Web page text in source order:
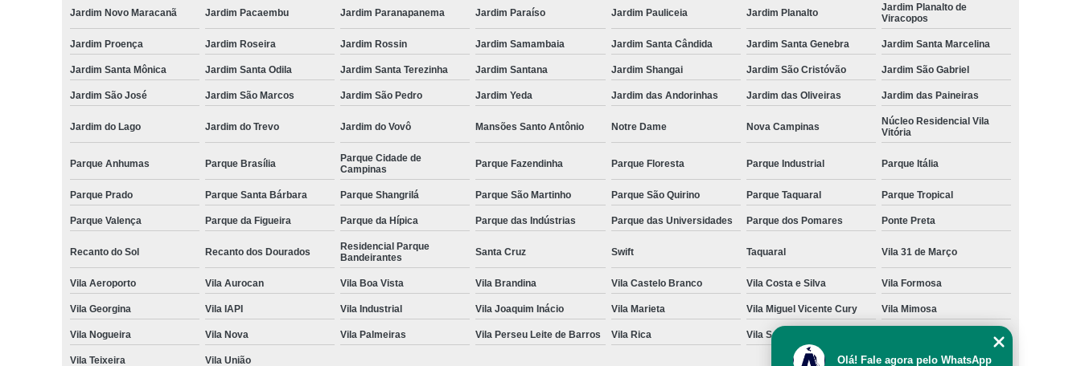
Jardim Novo Maracanã Jardim Pacaembu Jardim Paranapanema Jardim Paraíso Jardim Pauliceia Jardim Planalto
Jardim Planalto de
Viracopos
Jardim Proença Jardim Roseira Jardim Rossin Jardim Samambaia Jardim Santa Cândida Jardim Santa Genebra Jardim Santa Marcelina
Jardim Santa Mônica Jardim Santa Odila Jardim Santa Terezinha Jardim Santana Jardim Shangai Jardim São Cristóvão Jardim São Gabriel
Jardim São José Jardim São Marcos Jardim São Pedro Jardim Yeda Jardim das Andorinhas Jardim das Oliveiras Jardim das Paineiras
Jardim do Lago Jardim do Trevo Jardim do Vovô Mansões Santo Antônio Notre Dame Nova Campinas
Núcleo Residencial Vila
Vitória
Parque Anhumas Parque Brasília
Parque Cidade de
Campinas
Parque Fazendinha Parque Floresta Parque Industrial Parque Itália
Parque Prado Parque Santa Bárbara Parque Shangrilá Parque São Martinho Parque São Quirino Parque Taquaral Parque Tropical
Parque Valença Parque da Figueira Parque da Hípica Parque das Indústrias Parque das Universidades Parque dos Pomares Ponte Preta
Recanto do Sol Recanto dos Dourados
Residencial Parque
Bandeirantes
Santa Cruz Swift Taquaral Vila 31 de Março
Vila Aeroporto Vila Aurocan Vila Boa Vista Vila Brandina Vila Castelo Branco Vila Costa e Silva Vila Formosa
Vila Georgina Vila IAPI Vila Industrial Vila Joaquim Inácio Vila Marieta Vila Miguel Vicente Cury Vila Mimosa
Vila Nogueira Vila Nova Vila Palmeiras Vila Perseu Leite de Barros Vila Rica Vila San Martin
Vila Teixeira Vila União Olá! Fale agora pelo WhatsApp